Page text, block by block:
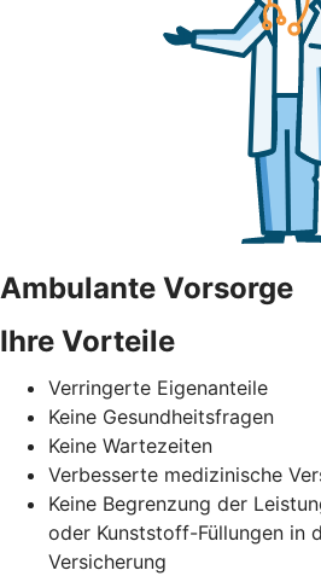
Ambulante Vorsorge
Ihre Vorteile
Verringerte Eigenanteile
Keine Gesundheitsfragen
Keine Wartezeiten
Verbesserte medizinische
Keine Begrenzung der
oder Kunststoff-Füllungen in
Versicherung